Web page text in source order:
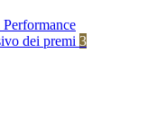
dei premi 3